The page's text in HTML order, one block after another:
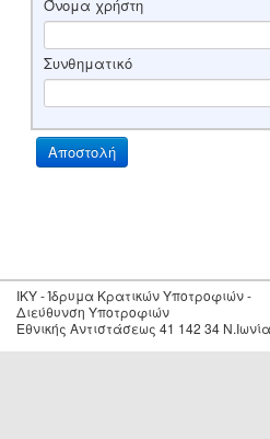
Όνομα χρήστη
Συνθηματικό
IKY - Ίδρυμα Κρατικών Υποτροφιών -
Διεύθυνση Υποτροφιών
Εθνικής Αντιστάσεως 41 142 34